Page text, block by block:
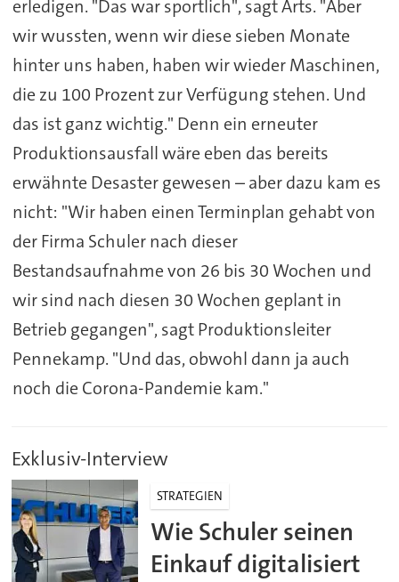
erledigen. "Das war sportlich", sagt Arts. "Aber
wir wussten, wenn wir diese sieben Monate
hinter uns haben, haben wir wieder Maschinen,
die zu 100 Prozent zur Verfügung stehen. Und
das ist ganz wichtig." Denn ein erneuter
Produktionsausfall wäre eben das bereits
erwähnte Desaster gewesen – aber dazu kam es
nicht: "Wir haben einen Terminplan gehabt von
der Firma Schuler nach dieser
Bestandsaufnahme von 26 bis 30 Wochen und
wir sind nach diesen 30 Wochen geplant in
Betrieb gegangen", sagt Produktionsleiter
Pennekamp. "Und das, obwohl dann ja auch
noch die Corona-Pandemie kam."
Exklusiv-Interview
STRATEGIEN
Wie Schuler seinen
Einkauf digitalisiert